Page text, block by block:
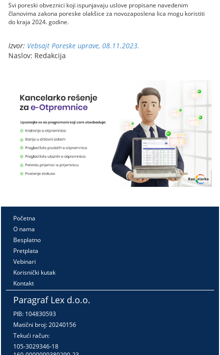
Svi poreski obveznici koji ispunjavaju uslove propisane navedenim
članovima zakona poreske olakšice za novozaposlena lica mogu koristiti
do kraja 2024. godine.
Izvor: Vebsajt Poreske uprave, 08.11.2023.
Naslov: Redakcija
Početna
O nama
Besplatno
Pretplata
Vebinari
Korisnički kutak
Kontakt
Paragraf Lex d.o.o.
PIB: 104830593
Matični broj: 20240156
Tekući račun:
105-3029346-18